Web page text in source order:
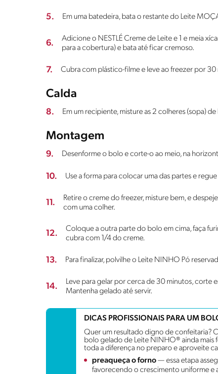
5. Em uma batedeira, bata o restante do Leite
6.
Adicione o NESTLÉ Creme de Leite e 1 e meia
para a cobertura) e bata até ficar cremoso.
7. Cubra com plástico-filme e leve ao freezer por 30
Calda
8. Em um recipiente, misture as 2 colheres (sopa)
Montagem
9. Desenforme o bolo e corte-o ao meio, na
10. Use a forma para colocar uma das partes e
11.
Retire o creme do freezer, misture bem, e
com uma colher.
12.
Coloque a outra parte do bolo em cima, faça
cubra com 1/4 do creme.
13. Para finalizar, polvilhe o Leite NINHO Pó
14.
Leve para gelar por cerca de 30 minutos, corte
Mantenha gelado até servir.
DICAS PROFISSIONAIS PARA UM
Quer um resultado digno de confeitaria?
bolo gelado de Leite NINHO® ainda mais
toda a diferença no preparo e aproveite
preaqueça o forno— essa etapa
favorecendo o crescimento uniforme e